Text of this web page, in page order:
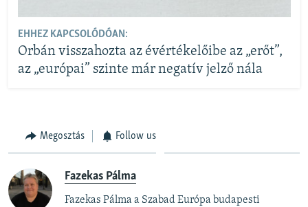
EHHEZ KAPCSOLÓDÓAN:
Orbán visszahozta az évértékelőibe az „erőt”,
az „európai” szinte már negatív jelző nála
Megosztás Follow us
Fazekas Pálma
Fazekas Pálma a Szabad Európa budapesti